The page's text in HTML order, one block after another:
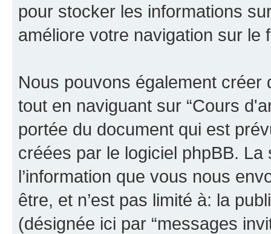
pour stocker les informations
améliore votre navigation sur le
Nous pouvons également
tout en naviguant sur “Cours
portée du document qui est
créées par le logiciel phpBB.
l’information que vous nous
être, et n’est pas limité à: la
(désignée ici par “messages